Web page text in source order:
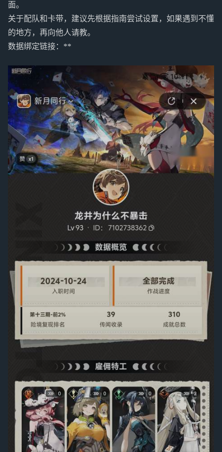
面。
关于配队和卡带，建议先根据指南尝试设置，如果遇到不懂
的地方，再向他人请教。
数据绑定链接：**